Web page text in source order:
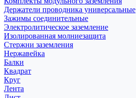
Держатели проводника универсальные
Зажимы соединительные
Электролитическое заземление
Изолированная молниезащита
Стержни заземления
Нержавейка
Балки
Квадрат
Круг
Лента